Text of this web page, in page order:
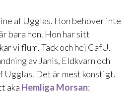
af Ugglas. Hon behöver inte
bara hon. Hon har sitt
vi flum. Tack och hej CafU.
av Janis, Eldkvarn och
Ugglas. Det är mest konstigt.
aka Hemliga Morsan: